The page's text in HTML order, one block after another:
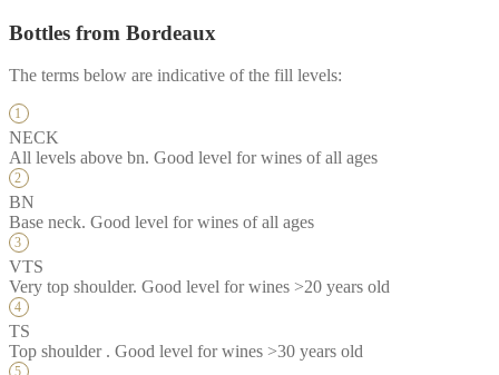
Bottles from Bordeaux
The terms below are indicative of the fill levels:
NECK
All levels above bn. Good level for wines of all ages
BN
Base neck. Good level for wines of all ages
VTS
Very top shoulder. Good level for wines >20 years old
TS
Top shoulder . Good level for wines >30 years old